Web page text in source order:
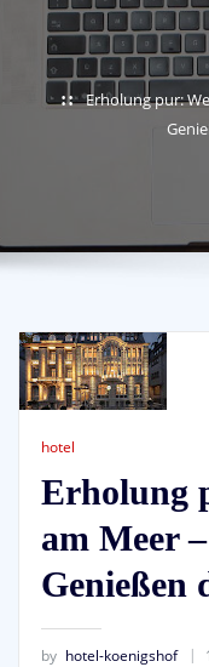
Erholung pur:
hotel
Erholung
am Meer
Genießen
by hotel-koenigshof